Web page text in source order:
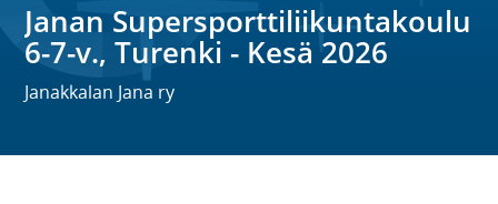
Janan Supersporttiliikuntakoulu
6-7-v., Turenki - Kesä 2026
Janakkalan Jana ry